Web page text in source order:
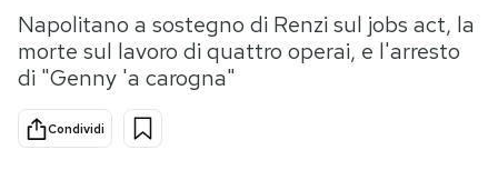
Tecnologia
Internet
Scienza
Cultura
Economia
Storie/Idee
Ok Boomer!
Napolitano a sostegno di Renzi sul jobs act, la
morte sul lavoro di quattro operai, e l'arresto
di "Genny 'a carogna"
Condividi